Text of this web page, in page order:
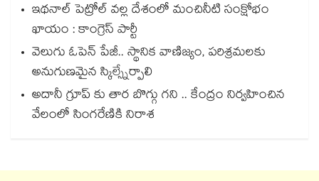
ఇథనాల్ పెట్రోల్ వల్ల దేశంలో మంచినీటి సంక్షోభం
ఖాయం : కాంగ్రెస్ పార్టీ
వెలుగు ఓపెన్ పేజీ.. స్థానిక వాణిజ్యం, పరిశ్రమలకు
అనుగుణమైన స్కిల్స్నేర్పాలి
అదానీ గ్రూప్ కు తార బొగ్గు గని .. కేంద్రం నిర్వహించిన
వేలంలో సింగరేణికి నిరాశ